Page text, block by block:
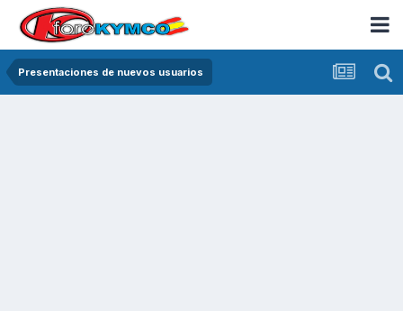
Presentaciones de nuevos usuarios